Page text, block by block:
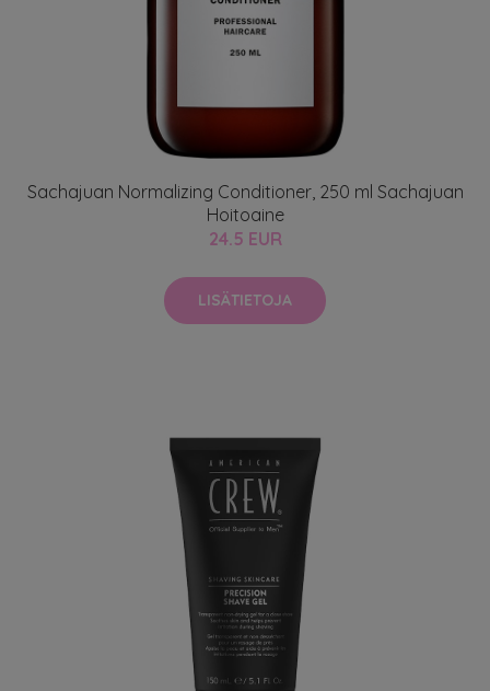
Sachajuan Normalizing Conditioner, 250 ml Sachajuan
Hoitoaine
24.5 EUR
LISÄTIETOJA